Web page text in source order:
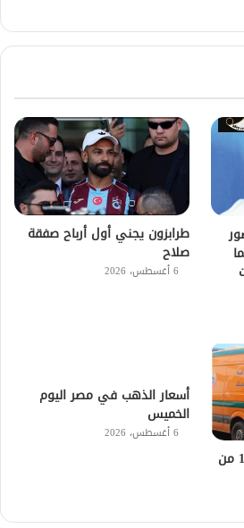
طرابزون يجني أول أرباح صفقة
صلاح
6 أغسطس، 2026
حادث بني سويف.. إصابة 13 من
أسعار الذهب في مصر اليوم
الخميس
6 أغسطس، 2026